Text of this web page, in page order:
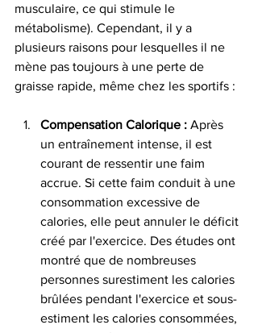
musculaire, ce qui stimule le
métabolisme). Cependant, il y a
plusieurs raisons pour lesquelles il ne
mène pas toujours à une perte de
graisse rapide, même chez les sportifs :
Compensation Calorique : Après
un entraînement intense, il est
courant de ressentir une faim
accrue. Si cette faim conduit à une
consommation excessive de
calories, elle peut annuler le déficit
créé par l'exercice. Des études ont
montré que de nombreuses
personnes surestiment les calories
brûlées pendant l'exercice et sous-
estiment les calories consommées,